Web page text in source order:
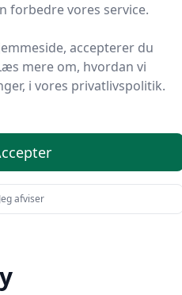
forbedre vores service.
accepterer du
mere om, hvordan vi
i vores privatlivspolitik.
Jeg afviser